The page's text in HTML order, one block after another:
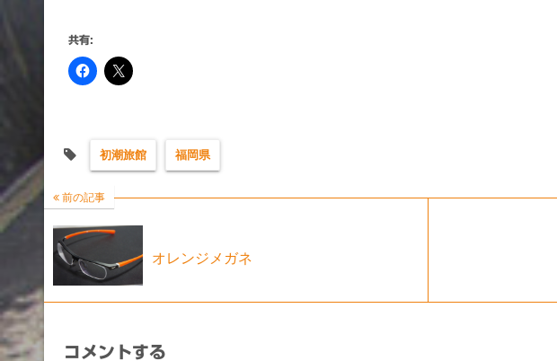
共有:
初潮旅館 福岡県
前の記事
オレンジメガネ
コメントする